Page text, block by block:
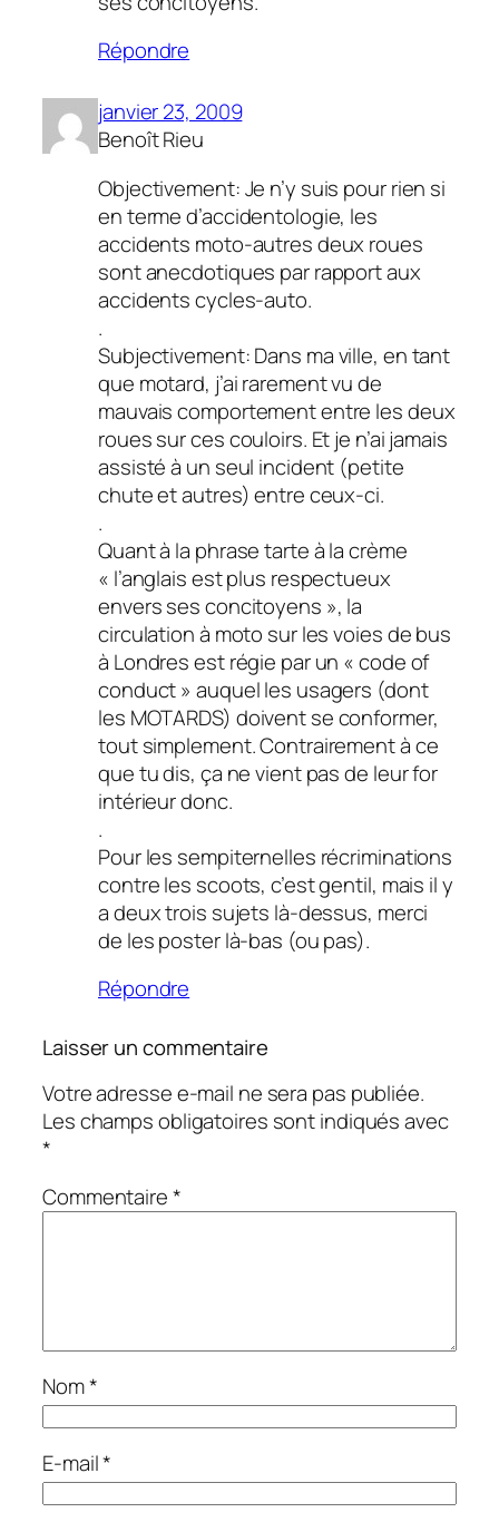
Répondre
janvier 23, 2009
Benoît Rieu
Objectivement: Je n’y suis pour rien si
en terme d’accidentologie, les
accidents moto-autres deux roues
sont anecdotiques par rapport aux
accidents cycles-auto.
.
Subjectivement: Dans ma ville, en tant
que motard, j’ai rarement vu de
mauvais comportement entre les deux
roues sur ces couloirs. Et je n’ai jamais
assisté à un seul incident (petite
chute et autres) entre ceux-ci.
.
Quant à la phrase tarte à la crème
« l’anglais est plus respectueux
envers ses concitoyens », la
circulation à moto sur les voies de bus
à Londres est régie par un « code of
conduct » auquel les usagers (dont
les MOTARDS) doivent se conformer,
tout simplement. Contrairement à ce
que tu dis, ça ne vient pas de leur for
intérieur donc.
.
Pour les sempiternelles récriminations
contre les scoots, c’est gentil, mais il y
a deux trois sujets là-dessus, merci
de les poster là-bas (ou pas).
Répondre
Laisser un commentaire
Votre adresse e-mail ne sera pas publiée.
Les champs obligatoires sont indiqués avec
*
Commentaire*
Nom*
E-mail*